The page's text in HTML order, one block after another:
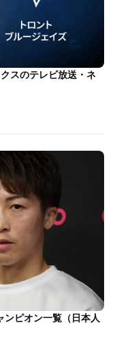
スのテレビ放送・ネ
ンピオン一覧（日本人